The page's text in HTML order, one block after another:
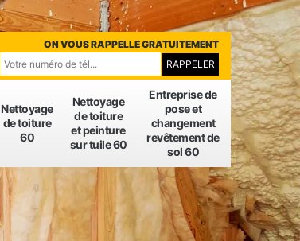
Nettoyage
de toiture
60
Nettoyage
de toiture
et peinture
sur tuile 60
Entreprise de
pose et
changement
revêtement de
sol 60
ON VOUS RAPPELLE GRATUITEMENT